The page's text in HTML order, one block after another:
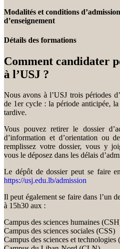
Modalités et conditions
d’enseignement
Détails des formations
Comment candidater
à l’USJ ?
Nous avons à l’USJ trois périodes
de 1er cycle : la période anticipée,
tardive.
Vous pouvez retirer le dossier
d’information et d’orientation ou
remplissez votre dossier, vous y
vous le déposez dans les délais
Le dépôt de dossier peut se faire
https://usj.edu.lb/admission
Il peut également se faire dans l’un
à 15h30 aux :
Campus des sciences humaines
Campus des sciences sociales (CSS)
Campus des sciences et technologies